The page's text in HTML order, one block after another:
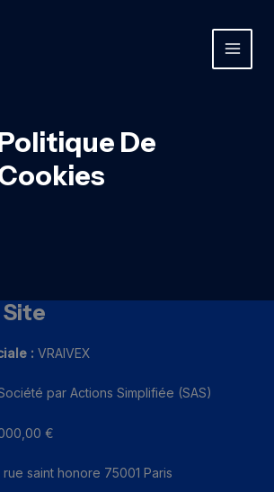
MAIN
De
Site
: VRAIVEX
par Actions Simplifiée (SAS)
€
rue saint honore 75001 Paris